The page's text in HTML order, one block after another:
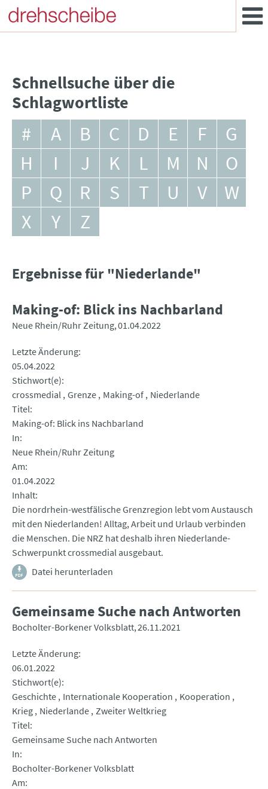
Schnellsuche über die
Schlagwortliste
# A B C D E F
G
H
I J K L M N
O
P
Q R S T U V
W
X
Y Z
Ergebnisse für "Niederlande"
Making-of: Blick ins Nachbarland
Neue Rhein/Ruhr Zeitung 01.04.2022
Letzte Änderung
05.04.2022
Stichwort(e)
crossmedial Grenze Making-of Niederlande
Titel
Making-of: Blick ins Nachbarland
In
Neue Rhein/Ruhr Zeitung
Am
01.04.2022
Inhalt
Die nordrhein-westfälische Grenzregion lebt vom Austausch
mit den Niederlanden! Alltag, Arbeit und Urlaub verbinden
die Menschen. Die NRZ hat deshalb ihren Niederlande-
Schwerpunkt crossmedial ausgebaut.
Datei herunterladen
Gemeinsame Suche nach Antworten
Bocholter-Borkener Volksblatt 26.11.2021
Letzte Änderung
06.01.2022
Stichwort(e)
Geschichte Internationale Kooperation
Kooperation
Krieg Niederlande Zweiter Weltkrieg
Titel
Gemeinsame Suche nach Antworten
In
Bocholter-Borkener Volksblatt
Am